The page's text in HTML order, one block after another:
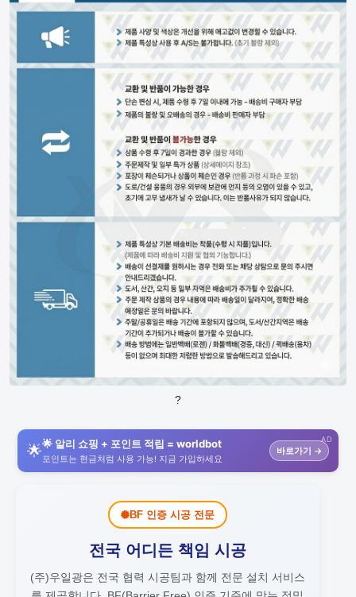
?
AD
🌟🌟 알리 쇼핑 + 포인트 적립 = worldbot
포인트는 현금처럼 사용 가능! 지금 가입하세요
바로가기 →
BF 인증 시공 전문
전국 어디든 책임 시공
(주)우일광은 전국 협력 시공팀과 함께 전문 설치 서비스